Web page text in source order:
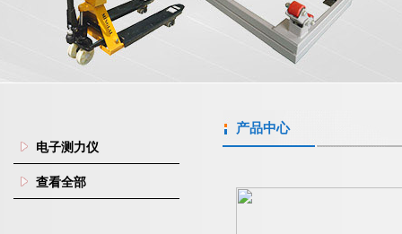
电子测力仪
查看全部
产品中心